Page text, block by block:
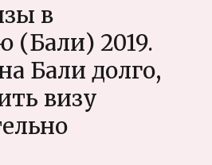
с
Бали
в
(Бали) 2019.
Бали долго,
визу